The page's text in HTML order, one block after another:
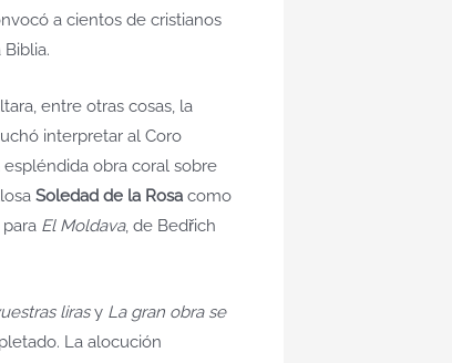
a cientos de cristianos
entre otras cosas, la
interpretar al Coro
espléndida obra coral sobre
Soledad de la Rosa como
El Moldava, de Bedřich
lirasy La gran obra se
La alocución